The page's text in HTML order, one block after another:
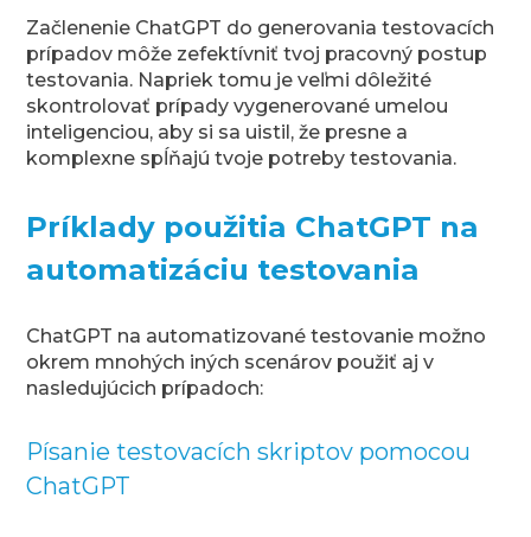
Začlenenie ChatGPT do generovania testovacích
prípadov môže zefektívniť tvoj pracovný postup
testovania. Napriek tomu je veľmi dôležité
skontrolovať prípady vygenerované umelou
inteligenciou, aby si sa uistil, že presne a
komplexne spĺňajú tvoje potreby testovania.
Príklady použitia ChatGPT na
automatizáciu testovania
ChatGPT na automatizované testovanie možno
okrem mnohých iných scenárov použiť aj v
nasledujúcich prípadoch:
Písanie testovacích skriptov pomocou
ChatGPT